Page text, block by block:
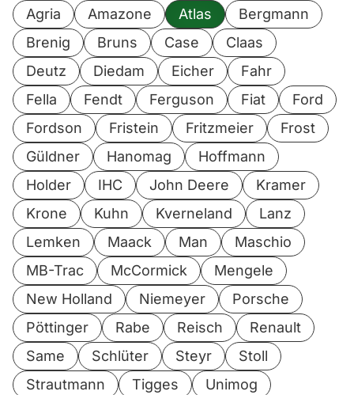
Agria Amazone Atlas
Bergmann
Brenig
Bruns Case
Claas
Deutz
Diedam Eicher
Fahr
Fella
Fendt Ferguson Fiat
Ford
Fordson
Fristein Fritzmeier
Frost
Güldner
Hanomag
Hoffmann
Holder
IHC John Deere
Kramer
Krone
Kuhn Kverneland
Lanz
Lemken
Maack Man
Maschio
MB-Trac
McCormick
Mengele
New Holland
Niemeyer
Porsche
Pöttinger
Rabe Reisch
Renault
Same
Schlüter Steyr
Stoll
Strautmann
Tigges
Unimog